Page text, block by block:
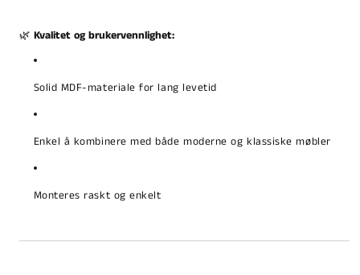
🌿 Kvalitet og brukervennlighet:
Solid MDF-materiale for lang levetid
Enkel å kombinere med både moderne og klassiske møbler
Monteres raskt og enkelt